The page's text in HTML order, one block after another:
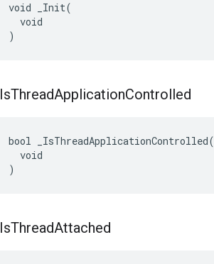
void _Init(
  void
)
IsThreadApplicationControlled
bool _IsThreadApplicationControlled(
  void
)
IsThreadAttached